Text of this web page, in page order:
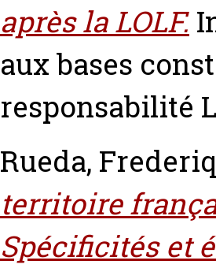
après la LOLF.
aux bases
responsabilité
Rueda,
territoire
Spécificités et